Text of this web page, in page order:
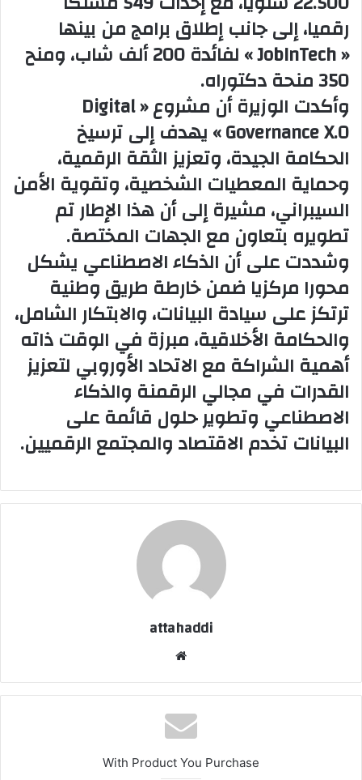
رقميا، إلى جانب إطلاق برامج من بينها
« JobInTech » لفائدة 200 ألف شاب، ومنح
350 منحة دكتوراه.
وأكدت الوزيرة أن مشروع « Digital
Governance X.0 » يهدف إلى ترسيخ
الحكامة الجيدة، وتعزيز الثقة الرقمية،
وحماية المعطيات الشخصية، وتقوية الأمن
السيبراني، مشيرة إلى أن هذا الإطار تم
تطويره بتعاون مع الجهات المختصة.
وشددت على أن الذكاء الاصطناعي يشكل
محورا مركزيا ضمن خارطة طريق وطنية
ترتكز على سيادة البيانات، والابتكار الشامل،
والحكامة الأخلاقية، مبرزة في الوقت ذاته
أهمية الشراكة مع الاتحاد الأوروبي لتعزيز
القدرات في مجالي الرقمنة والذكاء
الاصطناعي وتطوير حلول قائمة على
البيانات تخدم الاقتصاد والمجتمع الرقميين.
attahaddi
الوي
ب
With Product You Purchase